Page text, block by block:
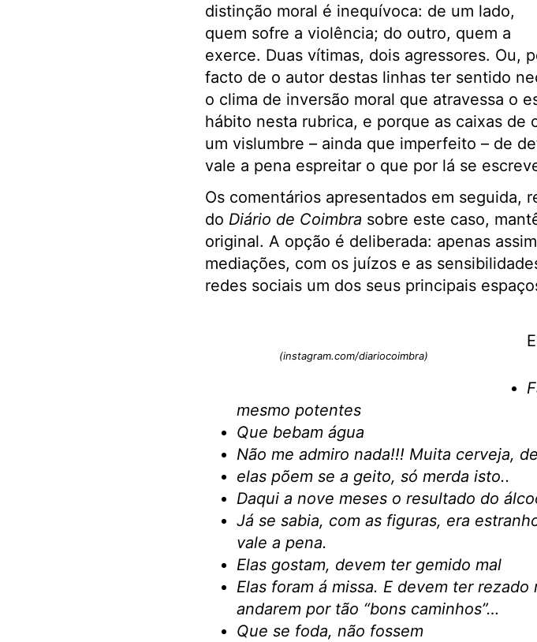
distinção moral é inequívoca: de um lado,
quem sofre a violência; do outro, quem a
exerce. Duas vítimas, dois agressores. Ou,
facto de o autor destas linhas ter sentido
o clima de inversão moral que atravessa o
hábito nesta rubrica, e porque as caixas de
um vislumbre – ainda que imperfeito – de
vale a pena espreitar o que por lá se
Os comentários apresentados em seguida,
do Diário de Coimbra sobre este caso,
original. A opção é deliberada: apenas
mediações, com os juízos e as
redes sociais um dos seus principais
(instagram.com/diariocoimbra)
mesmo potentes
Que bebam água
Não me admiro nada!!! Muita cerveja,
elas põem se a geito, só merda isto..
Daqui a nove meses o resultado do
Já se sabia, com as figuras, era
vale a pena.
Elas gostam, devem ter gemido mal
Elas foram á missa. E devem ter
andarem por tão “bons caminhos”…
Que se foda, não fossem